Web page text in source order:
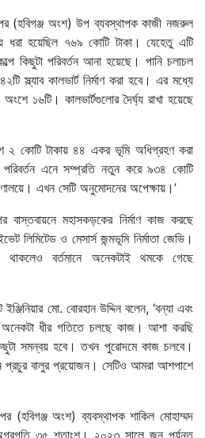
(হবিগঞ্জ অংশ) উপ ব্যবস্থাপক কাজী নজরুল
ধরা হয়েছিল ৭৬৯ কোটি টাকা। যেহেতু এটি
কিছুটা পরিবর্তন আনা হয়েছে। পানি চলাচল
স্ল্যাব কালভার্ট নির্মাণ করা হবে। এর মধ্যে
১৬টি। কালভার্টগুলোর দৈর্ঘ্য রাখা হয়েছে
২ কোটি টাকায় ৪৪ একর ভূমি অধিগ্রহণ করা
এনে সম্প্রতি নতুন করে ৯৩৪ কোটি
এখন সেটি অনুমোদনের অপেক্ষায়।’
বাস্তবায়নে মহাসকড়কের নির্মাণ কাজ করছে
লিমিটেড ও মেসার্স জন্মভূমি নির্মাতা জেভি।
বর্তমানে অনেকটাই থমকে গেছে
ইঞ্জিনিয়ার মো. বোরহান উদ্দিন বলেন, ‘বন্যা এবং
অনেকটা ধীর গতিতে চলছে কাজ। আশা করছি
কিছুটা সমন্বয় হবে। তখন পুরোদমে কাজ চলবে।
প্রচুর বালুর প্রয়োজন। সেটিও আমরা আশপাশে
(হবিগঞ্জ অংশ) ব্যবস্থাপক শাকিল মোহাম্মদ
৩৫ শতাংশ। ২০২৩ সালে জুন পর্যন্ত